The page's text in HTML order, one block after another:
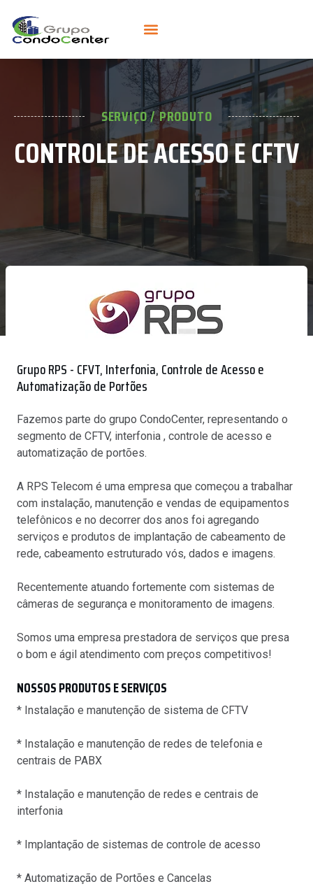
SERVIÇO / PRODUTO
CONTROLE DE ACESSO E CFTV
Grupo RPS - CFVT, Interfonia, Controle de Acesso e
Automatização de Portões
Fazemos parte do grupo CondoCenter, representando o
segmento de CFTV, interfonia , controle de acesso e
automatização de portões.
A RPS Telecom é uma empresa que começou a trabalhar
com instalação, manutenção e vendas de equipamentos
telefônicos e no decorrer dos anos foi agregando
serviços e produtos de implantação de cabeamento de
rede, cabeamento estruturado vós, dados e imagens.
Recentemente atuando fortemente com sistemas de
câmeras de segurança e monitoramento de imagens.
Somos uma empresa prestadora de serviços que presa
o bom e ágil atendimento com preços competitivos!
NOSSOS PRODUTOS E SERVIÇOS
* Instalação e manutenção de sistema de CFTV
* Instalação e manutenção de redes de telefonia e
centrais de PABX
* Instalação e manutenção de redes e centrais de
interfonia
* Implantação de sistemas de controle de acesso
* Automatização de Portões e Cancelas